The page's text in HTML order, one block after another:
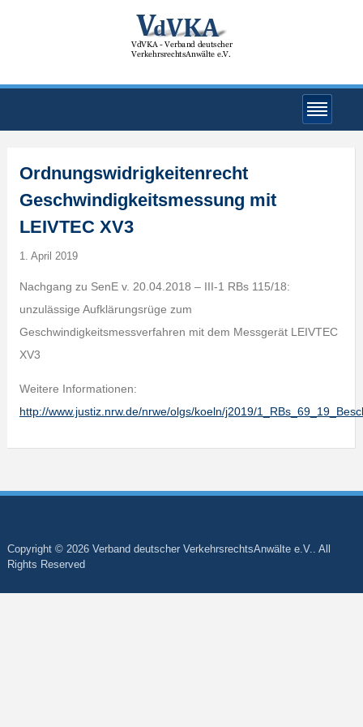
Ordnungswidrigkeitenrecht
Geschwindigkeitsmessung mit
LEIVTEC XV3
1. April 2019
Nachgang zu SenE v. 20.04.2018 – III-1 RBs 115/18:
unzulässige Aufklärungsrüge zum
Geschwindigkeitsmessverfahren mit dem Messgerät LEIVTEC
XV3
Weitere Informationen:
http://www.justiz.nrw.de/nrwe/olgs/koeln/j2019/
Copyright © 2026 Verband deutscher VerkehrsrechtsAnwälte e.V.. All
Rights Reserved